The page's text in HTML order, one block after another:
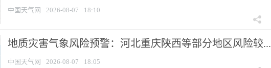
中国天气网 2026-08-07 18:10
地质灾害气象风险预警：河北重庆陕西等部分地区风险较...
中国天气网 2026-08-07 18:05